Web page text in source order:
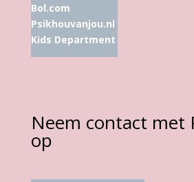
Bol.com
Psikhouvanjou.nl
Kids Department
Neem contact met
op